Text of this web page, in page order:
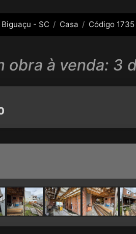
Biguaçu - SC Casa Código 1735
obra à venda: 3